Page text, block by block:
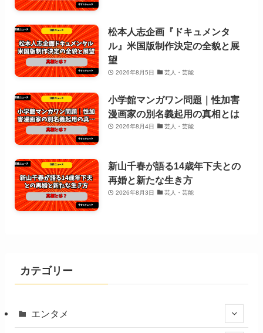
松本人志企画『ドキュメンタ
ル』米国版制作決定の全貌と展
望
2026年8月5日 芸人・芸能
小学館マンガワン問題｜性加害
漫画家の別名義起用の真相とは
2026年8月4日 芸人・芸能
新山千春が語る14歳年下夫との
再婚と新たな生き方
2026年8月3日 芸人・芸能
カテゴリー
エンタメ